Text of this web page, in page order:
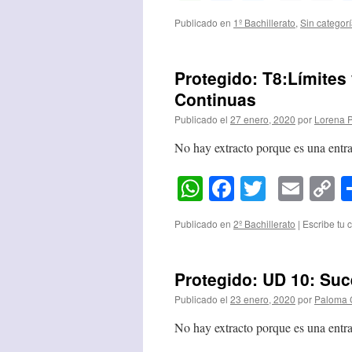
Publicado en 1º Bachillerato, Sin
Protegido:
Continuas
Publicado el 27 enero, 2020 por Lorena
No hay extracto porque es una
WhatsApp
Facebook
Twitter
Publicado en 2º Bachillerato | Escribe tu
Protegido: UD 10:
Publicado el 23 enero, 2020 por Paloma
No hay extracto porque es una